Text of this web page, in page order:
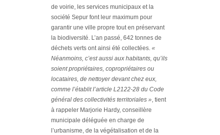
de voirie, les services municipaux et la
société Sepur font leur maximum pour
garantir une ville propre tout en préservant
la biodiversité. L’an passé, 642 tonnes de
déchets verts ont ainsi été collectées. «
Néanmoins, c’est aussi aux habitants, qu’ils
soient propriétaires, copropriétaires ou
locataires, de nettoyer devant chez eux,
comme l’établit l’article L2122-28 du Code
général des collectivités territoriales », tient
à rappeler Marjorie Hardy, conseillère
municipale déléguée en charge de
l’urbanisme, de la végétalisation et de la